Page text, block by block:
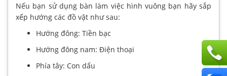
Nếu bạn sử dụng bàn làm việc hình vuông bạn hãy sắp
xếp hướng các đồ vặt như sau:
Hướng đông: Tiền bạc
Hướng đông nam: Điện thoại
Phía tây: Con dấu